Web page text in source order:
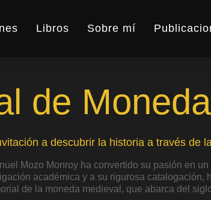
Libros Sobre mí
de
a descubrir la historia a través de
Mozo Monroy ha convertido su pasión en
académica y a su rigurosa catalogación,
de la moneda medieval, que abarca del